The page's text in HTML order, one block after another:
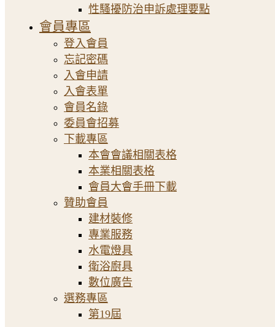
性騷擾防治申訴處理要點
會員專區
登入會員
忘記密碼
入會申請
入會表單
會員名錄
委員會招募
下載專區
本會會議相關表格
本業相關表格
會員大會手冊下載
贊助會員
建材裝修
專業服務
水電燈具
衛浴廚具
數位廣告
選務專區
第19屆